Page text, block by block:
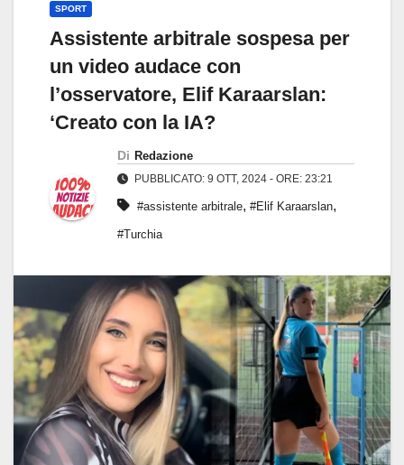
SPORT
Assistente arbitrale sospesa per
un video audace con
l’osservatore, Elif Karaarslan:
‘Creato con la IA?
Di Redazione
PUBBLICATO: 9 OTT, 2024 - ORE: 23:21
#assistente arbitrale, #Elif Karaarslan,
#Turchia